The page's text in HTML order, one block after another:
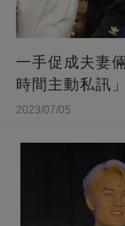
一手促成夫妻
時間主動私訊
開
2023/07/05